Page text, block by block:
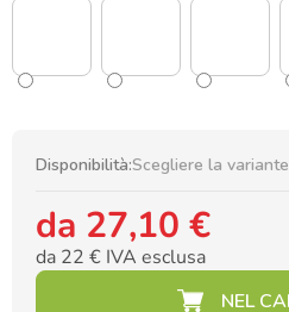
Disponibilità:Scegliere la variante
da 27,10 €
da 22 € IVA esclusa
Prezzo della misura: